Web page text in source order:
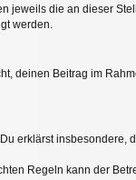
jeweils die an dieser
werden.
deinen Beitrag im
erklärst insbesondere,
Regeln kann der